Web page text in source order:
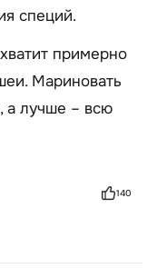
специй.
примерно
Мариновать
а лучше – всю
140